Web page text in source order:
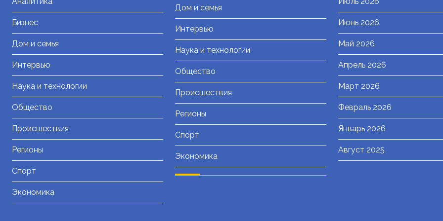
Бизнес
Дом и семья
Интервью
Наука и технологии
Общество
Происшествия
Регионы
Спорт
Экономика
Дом и семья
Интервью
Наука и технологии
Общество
Происшествия
Регионы
Спорт
Экономика
Июнь 2026
Май 2026
Апрель 2026
Март 2026
Февраль 2026
Январь 2026
Август 2025